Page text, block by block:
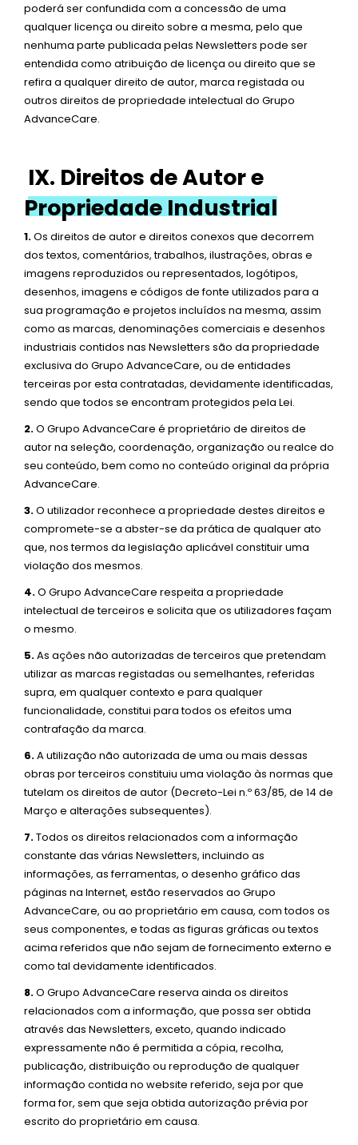
poderá ser confundida com a concessão de uma
qualquer licença ou direito sobre a mesma, pelo que
nenhuma parte publicada pelas Newsletters pode ser
entendida como atribuição de licença ou direito que se
refira a qualquer direito de autor, marca registada ou
outros direitos de propriedade intelectual do Grupo
AdvanceCare.
IX. Direitos de Autor e
Propriedade Industrial
1.Os direitos de autor e direitos conexos que decorrem
dos textos, comentários, trabalhos, ilustrações, obras e
imagens reproduzidos ou representados, logótipos,
desenhos, imagens e códigos de fonte utilizados para a
sua programação e projetos incluídos na mesma, assim
como as marcas, denominações comerciais e desenhos
industriais contidos nas Newsletters são da propriedade
exclusiva do Grupo AdvanceCare, ou de entidades
terceiras por esta contratadas, devidamente identificadas,
sendo que todos se encontram protegidos pela Lei.
2.O Grupo AdvanceCare é proprietário de direitos de
autor na seleção, coordenação, organização ou realce do
seu conteúdo, bem como no conteúdo original da própria
AdvanceCare.
3.O utilizador reconhece a propriedade destes direitos e
compromete-se a abster-se da prática de qualquer ato
que, nos termos da legislação aplicável constituir uma
violação dos mesmos.
4.O Grupo AdvanceCare respeita a propriedade
intelectual de terceiros e solicita que os utilizadores façam
o mesmo.
5.As ações não autorizadas de terceiros que pretendam
utilizar as marcas registadas ou semelhantes, referidas
supra, em qualquer contexto e para qualquer
funcionalidade, constitui para todos os efeitos uma
contrafação da marca.
6.A utilização não autorizada de uma ou mais dessas
obras por terceiros constituiu uma violação às normas que
tutelam os direitos de autor (Decreto-Lei n.º 63/85, de 14 de
Março e alterações subsequentes).
7.Todos os direitos relacionados com a informação
constante das várias Newsletters, incluindo as
informações, as ferramentas, o desenho gráfico das
páginas na Internet, estão reservados ao Grupo
AdvanceCare, ou ao proprietário em causa, com todos os
seus componentes, e todas as figuras gráficas ou textos
acima referidos que não sejam de fornecimento externo e
como tal devidamente identificados.
8.O Grupo AdvanceCare reserva ainda os direitos
relacionados com a informação, que possa ser obtida
através das Newsletters, exceto, quando indicado
expressamente não é permitida a cópia, recolha,
publicação, distribuição ou reprodução de qualquer
informação contida no website referido, seja por que
forma for, sem que seja obtida autorização prévia por
escrito do proprietário em causa.